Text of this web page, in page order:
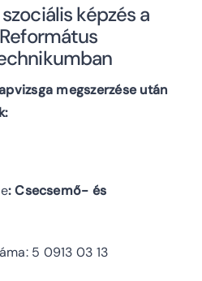
képzés a
megszerzése után
: Csecsemő- és
5 0913 03 13